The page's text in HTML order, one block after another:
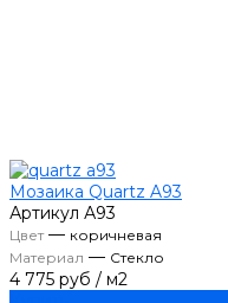
Мозаика Quartz A93
Артикул А93
Цвет— коричневая
Материал — Стекло
4 775 руб / м2